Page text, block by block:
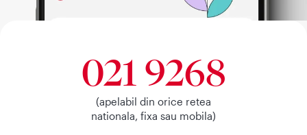
021 9268
(apelabil din orice retea
nationala, fixa sau mobila)